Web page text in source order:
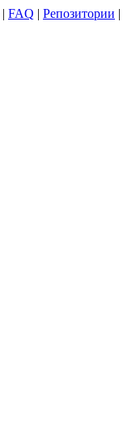
| FAQ | Репозитории |